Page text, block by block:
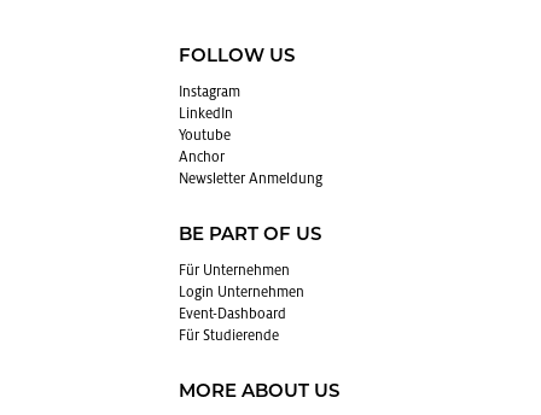
FOLLOW US
In­sta­gram
Lin­kedIn
You­tube
An­chor
News­let­ter An­mel­dung
BE PART OF US
Für Un­ter­neh­men
Login Un­ter­neh­men
Event-Da­sh­board
Für Stu­die­ren­de
MORE ABOUT US